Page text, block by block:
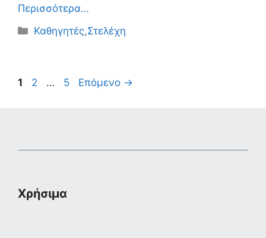
Περισσότερα…
Κατηγορίες
Καθηγητές,Στελέχη
Σελίδα
1 Σελίδα
2 … Σελίδα
5 Επόμενο →
Χρήσιμα